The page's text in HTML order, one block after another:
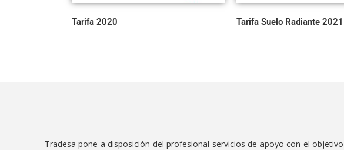
Tarifa 2020 Tarifa Suelo Radiante 2021
Tradesa pone a disposición del profesional servicios de apoyo con el